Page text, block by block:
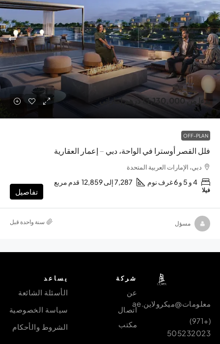
بدءا من13,130,000 درهم إماراتي
OFF-PLAN
فلل القصر أوسترا في الواحة، دبي – إعمار العقارية
دبي، الإمارات العربية المتحدة
4 و 5 و 6 غرف نوم 7,287 إلى 12,859 قدم مربع
فيلا تفاصيل
مسؤل ‏سنة واحدة قبل
معلومات@ميكرولاين.ae
(+971)
505232023
شركة
عن
اتصال
مكتب
يساعد
الأسئلة الشائعة
سياسة الخصوصية
الشروط والأحكام